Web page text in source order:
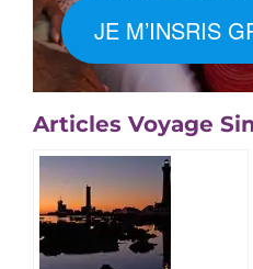
JE M’INSRIS
Articles Voyage